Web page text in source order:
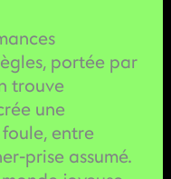
portée par
trouve
une
entre
prise assumé.